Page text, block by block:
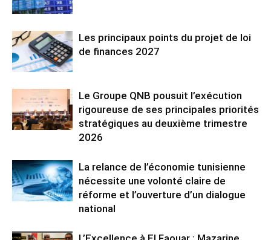
Les principaux points du projet de loi
de finances 2027
Le Groupe QNB pousuit l’exécution
rigoureuse de ses principales priorités
stratégiques au deuxième trimestre
2026
La relance de l’économie tunisienne
nécessite une volonté claire de
réforme et l’ouverture d’un dialogue
national